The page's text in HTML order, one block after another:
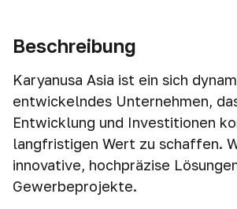
Beschreibung
Karyanusa Asia ist ein sich
entwickelndes Unternehmen,
Entwicklung und Investitionen
langfristigen Wert zu schaffen.
innovative, hochpräzise
Gewerbeprojekte.